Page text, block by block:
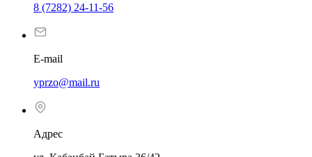
8 (7282) 24-11-56
E-mail
yprzo@mail.ru
Адрес